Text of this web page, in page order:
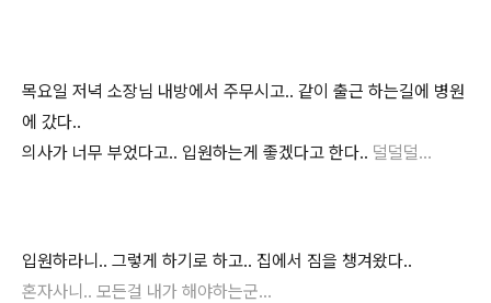
목요일 저녁 소장님 내방에서 주무시고.. 같이 출근 하는길에 병원
에 갔다..
의사가 너무 부었다고.. 입원하는게 좋겠다고 한다.. 덜덜덜...
입원하라니.. 그렇게 하기로 하고.. 집에서 짐을 챙겨왔다..
혼자사니.. 모든걸 내가 해야하는군...